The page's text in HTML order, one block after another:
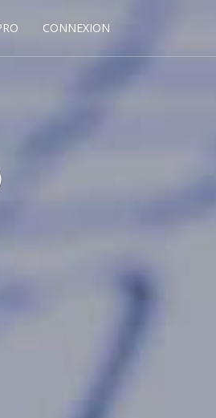
CONNEXION